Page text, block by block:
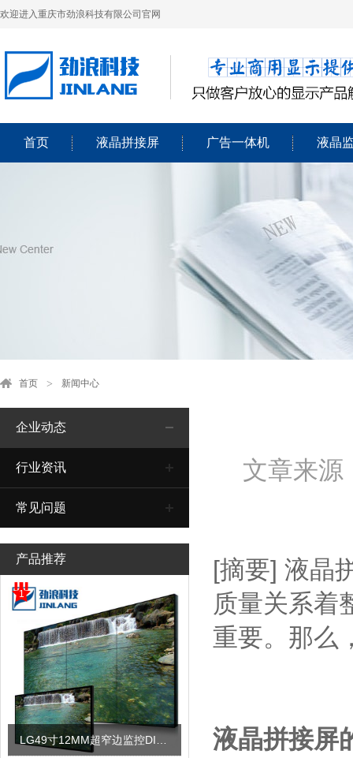
欢迎进入重庆市劲浪科技有限公司官网
首页 液晶拼接屏 广告一体机 液晶
首页 新闻中心
企业动态
行业资讯
常见问题
产品推荐
1
文章来源
[摘要] 液晶
质量关系着
重要。那么
液晶拼接屏